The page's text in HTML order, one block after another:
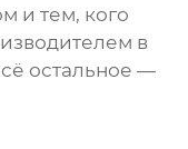
и тем, кого
в
остальное —